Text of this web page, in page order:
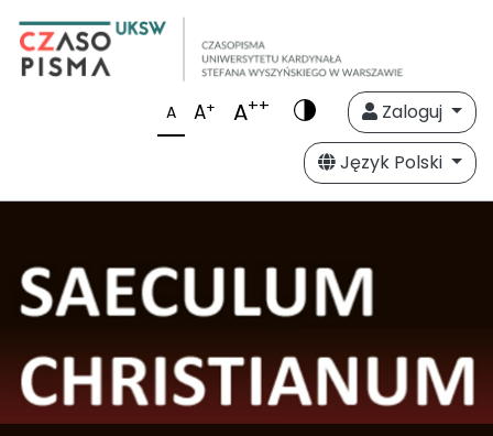
A A+ A++
Zaloguj
Język Polski